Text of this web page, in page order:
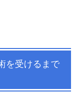
を受けるまで